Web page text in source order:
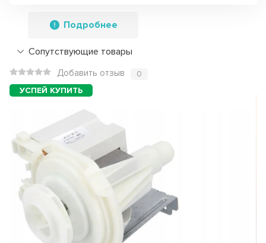
Подробнее
Сопутствующие товары
Добавить отзыв 0